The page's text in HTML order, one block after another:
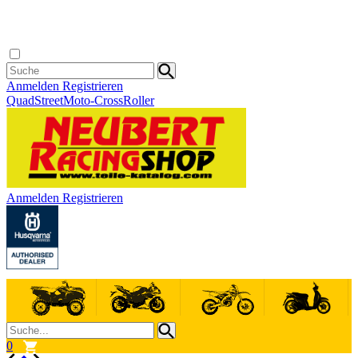
Anmelden Registrieren
QuadStreetMoto-CrossRoller
Anmelden Registrieren
0